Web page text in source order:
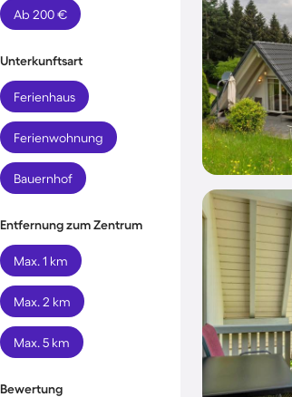
Ab 200 €
Unterkunftsart
Ferienhaus
Ferienwohnung
Bauernhof
Entfernung zum Zentrum
Max. 1 km
Max. 2 km
Max. 5 km
Bewertung